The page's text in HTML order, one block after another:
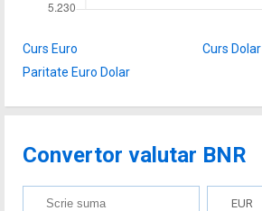
Curs Euro
Curs Dolar
Paritate Euro Dolar
Convertor valutar BNR
EUR